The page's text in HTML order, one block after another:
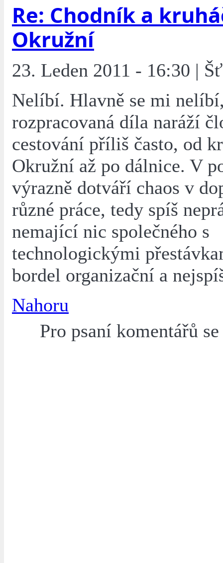
Re: Chodník a
Okružní
23. Leden 2011 - 16:30 |
Nelíbí. Hlavně se mi
rozpracovaná díla naráží
cestování příliš často, od
Okružní až po dálnice. V
výrazně dotváří chaos v
různé práce, tedy spíš
nemající nic společného s
technologickými
bordel organizační a
Nahoru
Pro psaní komentářů